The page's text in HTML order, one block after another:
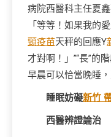
病院西醫科主任夏
「等等！如果我的
頸疫苗天秤的回應Y
才對啊！」”“長”的
早晨可以恰當晚睡
睡眠妨礙新竹
西醫辨證論治